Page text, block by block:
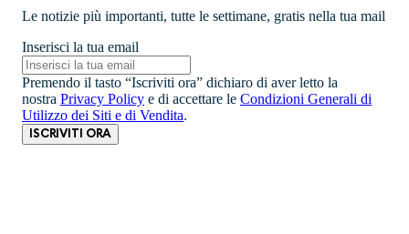
Le notizie più importanti, tutte le settimane, gratis nella tua mail
Inserisci la tua email
Premendo il tasto “Iscriviti ora” dichiaro di aver letto la
nostra Privacy Policy e di accettare le Condizioni Generali di
Utilizzo dei Siti e di Vendita.
ISCRIVITI ORA